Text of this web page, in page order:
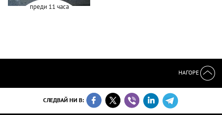
преди 11 часа
НАГОРЕ
СЛЕДВАЙ НИ В: